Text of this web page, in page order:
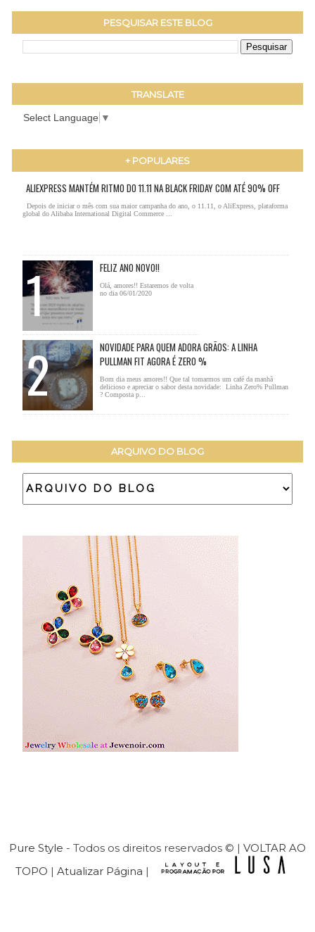
PESQUISAR ESTE BLOG
TRANSLATE
Select Language ▼
+ POPULARES
ALIEXPRESS MANTÉM RITMO DO 11.11 NA BLACK FRIDAY COM ATÉ 90% OFF
Depois de iniciar o mês com sua maior campanha do ano, o 11.11, o AliExpress, plataforma
global do Alibaba International Digital Commerce ...
FELIZ ANO NOVO!!
Olá, amores!! Estaremos de volta
no dia 06/01/2020
NOVIDADE PARA QUEM ADORA GRÃOS: A LINHA
PULLMAN FIT AGORA É ZERO %
Bom dia meus amores!! Que tal tomarmos um café da manhã
delicioso e apreciar o sabor desta novidade: Linha Zero% Pullman
? Composta p...
ARQUIVO DO BLOG
Pure Style - Todos os direitos reservados © | VOLTAR AO
TOPO | Atualizar Página |